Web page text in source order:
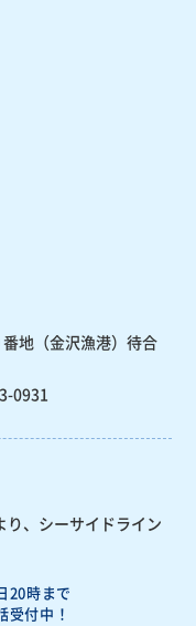
地（金沢漁港）待合
0931
、 シーサイドライン
20時まで
受付中！